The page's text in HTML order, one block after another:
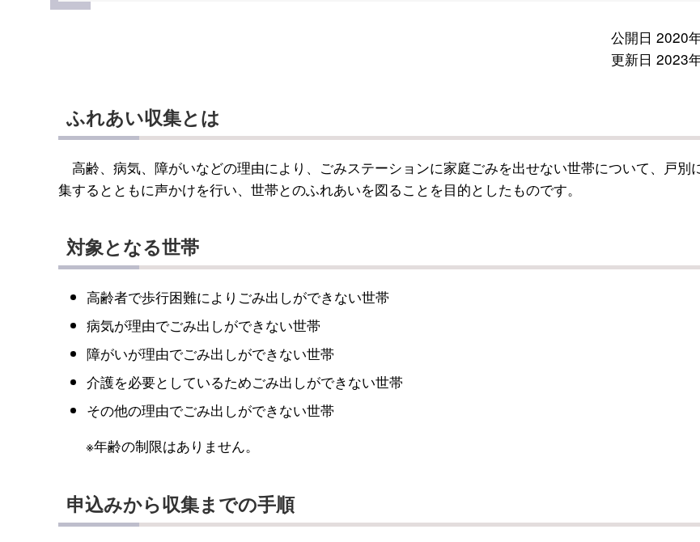
公開日 2020
更新日 2023
ふれあい収集とは
高齢、病気、障がいなどの理由により、ごみステーションに家庭ごみを出せない世帯について、戸別
集するとともに声かけを行い、世帯とのふれあいを図ることを目的としたものです。
対象となる世帯
高齢者で歩行困難によりごみ出しができない世帯
病気が理由でごみ出しができない世帯
障がいが理由でごみ出しができない世帯
介護を必要としているためごみ出しができない世帯
その他の理由でごみ出しができない世帯
※年齢の制限はありません。
申込みから収集までの手順